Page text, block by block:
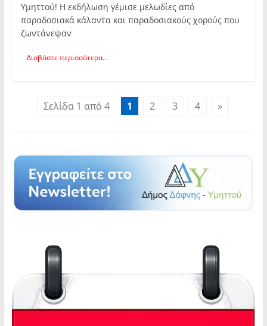
Υμηττού! Η εκδήλωση γέμισε μελωδίες από
παραδοσιακά κάλαντα και παραδοσιακούς χορούς που
ζωντάνεψαν
Διαβάστε περισσότερα...
Σελίδα 1 από 4 1 2 3 4 »